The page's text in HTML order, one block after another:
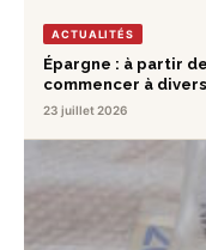
ACTUALITÉS
Épargne : à partir
commencer à
23 juillet 2026